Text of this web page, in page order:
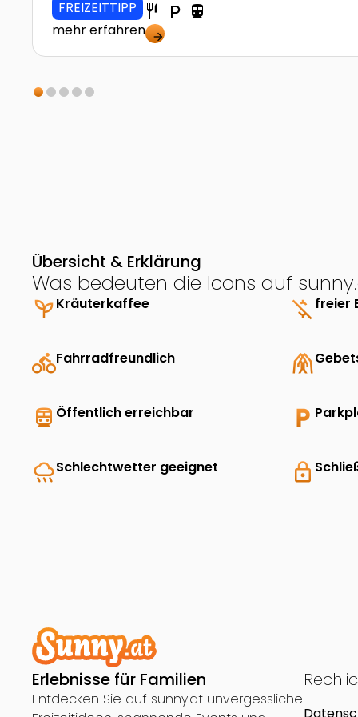
FREIZEITTIPP restaurant local_parking directions_transit
mehr erfahren arrow_forward
Übersicht & Erklärung
Was bedeuten die Icons auf
psychiatryKräuterkaffee money_off freier
directions_bikeFahrradfreundlich folded_hands
directions_transit Öffentlich erreichbar local_parking
rainySchlechtwetter geeignet lock
Erlebnisse für Familien
Entdecken Sie auf sunny.at unvergessliche